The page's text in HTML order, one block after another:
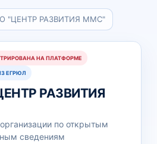
"ЦЕНТР РАЗВИТИЯ ММС"
НА ПЛАТФОРМЕ
ЕГРЮЛ
РАЗВИТИЯ
по открытым
сведениям